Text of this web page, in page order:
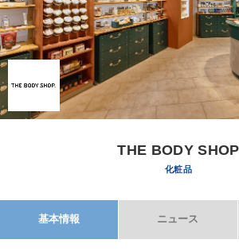
THE BODY SHOP
化粧品
基本情報 ニュース